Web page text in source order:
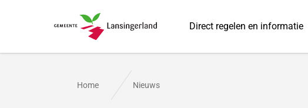
Direct regelen en informatie
Home Nieuws